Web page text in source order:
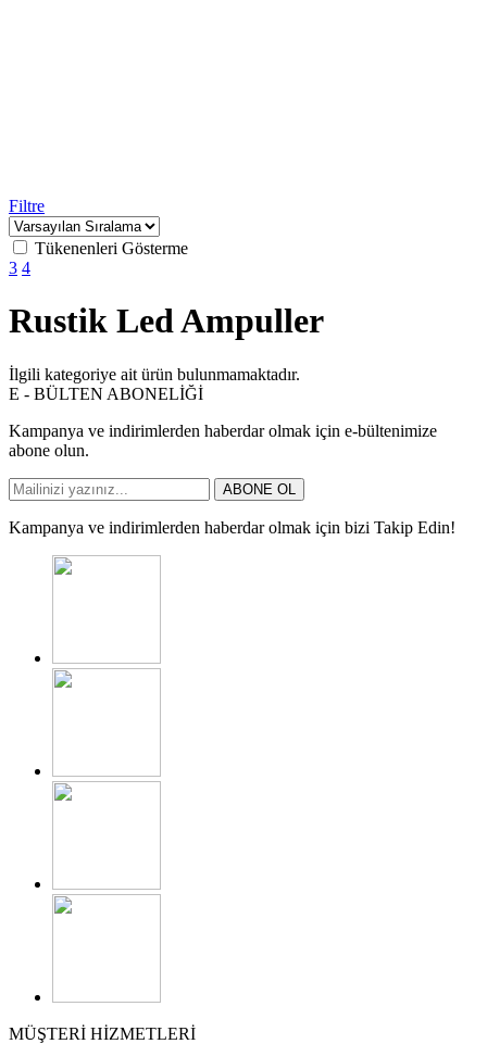
Filtre
Tükenenleri Gösterme
3 4
Rustik Led Ampuller
İlgili kategoriye ait ürün bulunmamaktadır.
E - BÜLTEN ABONELİĞİ
Kampanya ve indirimlerden haberdar olmak için e-bültenimize
abone olun.
ABONE OL
Kampanya ve indirimlerden haberdar olmak için bizi Takip Edin!
MÜŞTERİ HİZMETLERİ